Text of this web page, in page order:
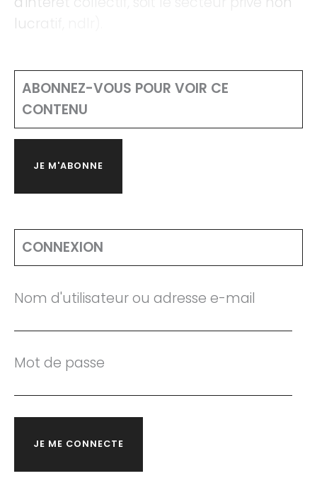
lucratif, ndlr).
ABONNEZ-VOUS POUR VOIR CE
CONTENU
JE M'ABONNE
CONNEXION
Nom d'utilisateur ou adresse e-mail
Mot de passe